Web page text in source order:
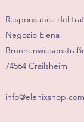
Responsabile del
Negozio Elena
74564 Crailsheim
info@elenixshop.com